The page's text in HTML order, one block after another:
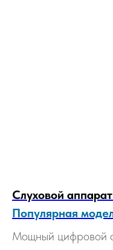
Слуховой
Популярная
Мощный цифровой